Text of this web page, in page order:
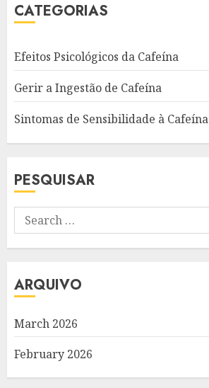
CATEGORIAS
Efeitos Psicológicos da Cafeína
Gerir a Ingestão de Cafeína
Sintomas de Sensibilidade à Cafeína
PESQUISAR
Search
for:
ARQUIVO
March 2026
February 2026